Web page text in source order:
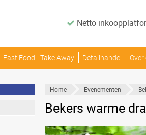
Netto
Fast Food - Take Away Detailhandel
Home Evenementen
Bekers warme